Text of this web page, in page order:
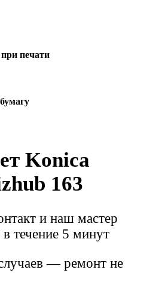
печати
Konica
163
и наш мастер
течение 5 минут
— ремонт не